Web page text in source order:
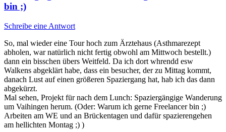
bin ;)
Schreibe eine Antwort
So, mal wieder eine Tour hoch zum Ärztehaus (Asthmarezept
abholen, war natürlich nicht fertig obwohl am Mittwoch bestellt.)
dann ein bisschen übers Weitfeld. Da ich dort whrendd esw
Walkens abgeklärt habe, dass ein besucher, der zu Mittag kommt,
danach Lust auf einen größeren Spaziergang hat, hab ich das dann
abgekürzt.
Mal sehen, Projekt für nach dem Lunch: Spaziergängige Wanderung
um Vaihingen herum. (Oder: Warum ich gerne Freelancer bin ;)
Arbeiten am WE und an Brückentagen und dafür spazierengehen
am hellichten Montag ;) )